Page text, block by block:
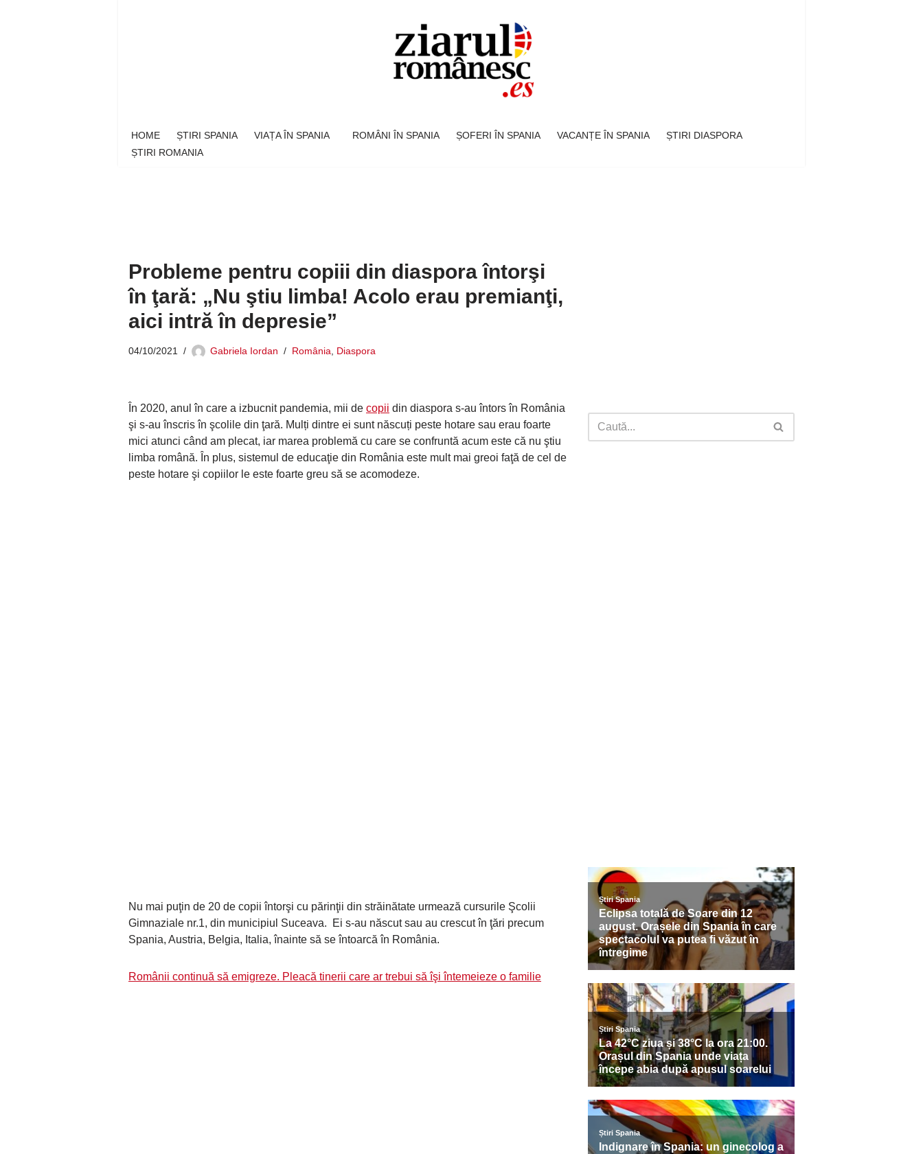
HOME ȘTIRI SPANIA VIAȚA ÎN SPANIA ROMÂNI ÎN SPANIA ȘOFERI ÎN SPANIA VACANȚE ÎN SPANIA
ȘTIRI DIASPORA
ȘTIRI ROMANIA
Probleme pentru copiii din diaspora întorşi
în ţară: „Nu ştiu limba! Acolo erau premianţi,
aici intră în depresie”
04/10/2021 Gabriela Iordan România Diaspora
În 2020, anul în care a izbucnit pandemia, mii de copii din diaspora s-au întors în România
şi s-au înscris în şcolile din ţară. Mulți dintre ei sunt născuți peste hotare sau erau foarte
mici atunci când am plecat, iar marea problemă cu care se confruntă acum este că nu ştiu
limba română. În plus, sistemul de educaţie din România este mult mai greoi faţă de cel de
peste hotare şi copiilor le este foarte greu să se acomodeze.
Nu mai puţin de 20 de copii întorşi cu părinţii din străinătate urmează cursurile Şcolii
Gimnaziale nr.1, din municipiul Suceava. Ei s-au născut sau au crescut în ţări precum
Spania, Austria, Belgia, Italia, înainte să se întoarcă în România.
Românii continuă să emigreze. Pleacă tinerii care ar trebui să îşi întemeieze o familie